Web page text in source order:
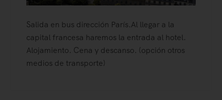
Salida en bus dirección París.Al llegar a la
capital francesa haremos la entrada al hotel.
Alojamiento. Cena y descanso. (opción otros
medios de transporte)